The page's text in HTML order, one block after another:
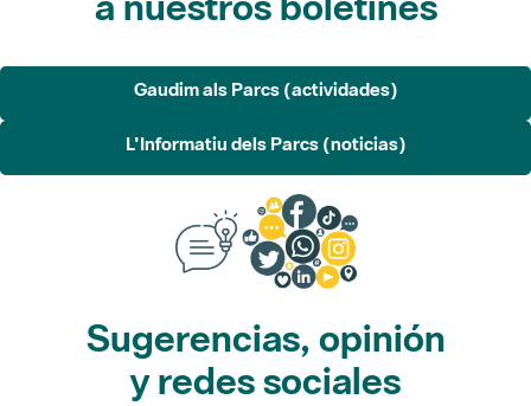
Gaudim als Parcs (actividades)
L'Informatiu dels Parcs (noticias)
Sugerencias, opinión
y redes sociales